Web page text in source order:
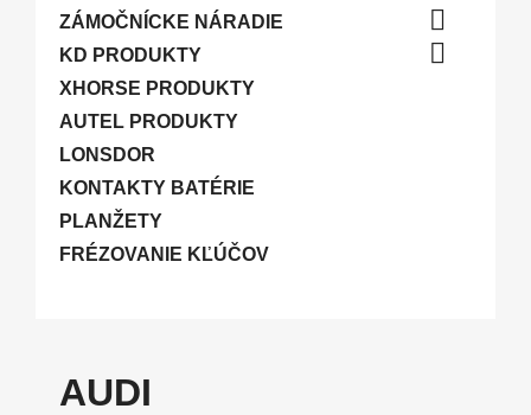
ZÁMOČNÍCKE NÁRADIE

KD PRODUKTY 
XHORSE PRODUKTY
AUTEL PRODUKTY
LONSDOR
KONTAKTY BATÉRIE
PLANŽETY
FRÉZOVANIE KĽÚČOV
AUDI